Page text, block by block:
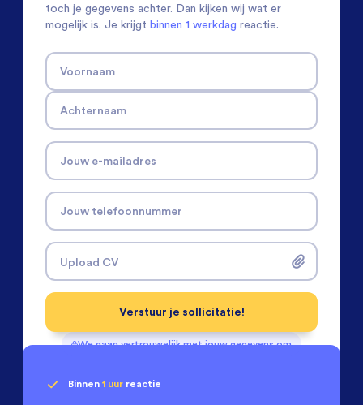
toch je gegevens achter. Dan kijken wij wat er
mogelijk is. Je krijgt binnen 1 werkdag reactie.
Voornaam
Achternaam
Jouw e-mailadres
Jouw telefoonnummer
Upload CV
We gaan vertrouwelijk met jouw gegevens om
Verstuur je sollicitatie!
Binnen 1 uur reactie